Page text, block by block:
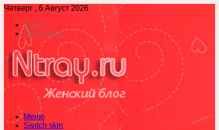
Четверг , 6 Август 2026
Войти
Switch skin
Меню
Switch skin